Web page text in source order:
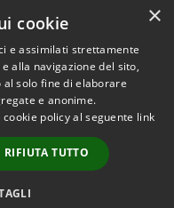
© 2026 • Comune di
Martinengo • Powered by
Municipium•
Accesso
redazione
×
cookie
e assimilati strettamente
alla navigazione del sito,
al solo fine di elaborare
e anonime.
policy al seguente link
RIFIUTA TUTTO